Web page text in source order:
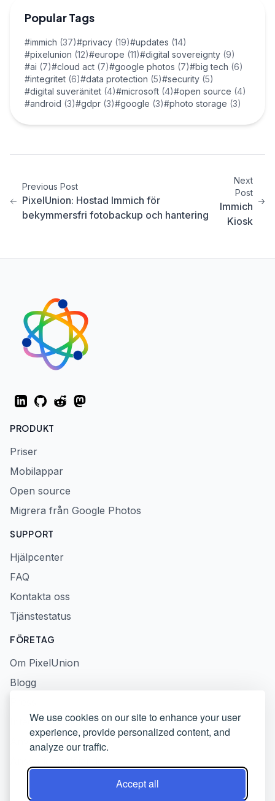
We use cookies on our site to enhance your user
experience, provide personalized content, and
analyze our traffic.
Accept all
Popular Tags
#immich (37)#privacy (19)#updates (14)
#pixelunion (12)#europe (11)#digital sovereignty (9)
#ai (7)#cloud act (7)#google photos (7)#big tech (6)
#integritet (6)#data protection (5)#security (5)
#digital suveränitet (4)#microsoft (4)#open source (4)
#android (3)#gdpr (3)#google (3)#photo storage (3)
Previous Post
PixelUnion: Hostad Immich för
bekymmersfri fotobackup och hantering
Next
Post
Immich
Kiosk
LinkedInGitHubRedditMastodon
PRODUKT
Priser
Mobilappar
Open source
Migrera från Google Photos
SUPPORT
Hjälpcenter
FAQ
Kontakta oss
Tjänstestatus
FÖRETAG
Om PixelUnion
Blogg
Integritetspolicy
Användarvillkor